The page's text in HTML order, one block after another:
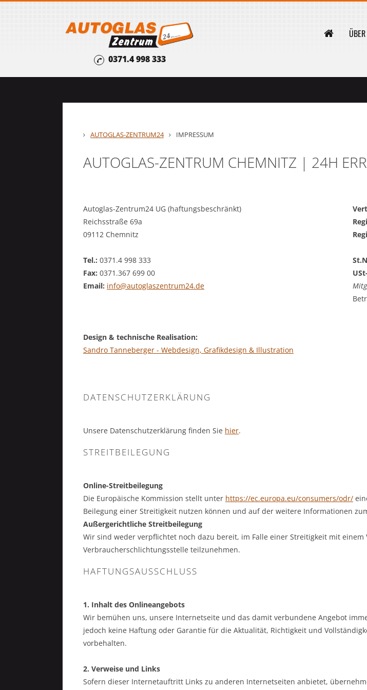
0371.4 998 333
AUTOGLAS-ZENTRUM24 IMPRESSUM
AUTOGLAS-ZENTRUM CHEMNITZ | 24H
Autoglas-Zentrum24 UG (haftungsbeschränkt)
Reichsstraße 69a
09112 Chemnitz
Tel.: 0371.4 998 333
Fax: 0371.367 699 00
Email: info@autoglaszentrum24.de
Design & technische Realisation:
Sandro Tanneberger - Webdesign, Grafikdesign & Illustration
DATENSCHUTZERKLÄRUNG
Unsere Datenschutzerklärung finden Sie hier.
STREITBEILEGUNG
Online-Streitbeilegung
Die Europäische Kommission stellt unter https://ec.europa.eu/consumers/odr/
Beilegung einer Streitigkeit nutzen können und auf der weitere Informationen
Außergerichtliche Streitbeilegung
Wir sind weder verpflichtet noch dazu bereit, im Falle einer Streitigkeit mit
Verbraucherschlichtungsstelle teilzunehmen.
HAFTUNGSAUSSCHLUSS
1. Inhalt des Onlineangebots
Wir bemühen uns, unsere Internetseite und das damit verbundene Angebot
jedoch keine Haftung oder Garantie für die Aktualität, Richtigkeit und
vorbehalten.
2. Verweise und Links
Sofern dieser Internetauftritt Links zu anderen Internetseiten anbietet,